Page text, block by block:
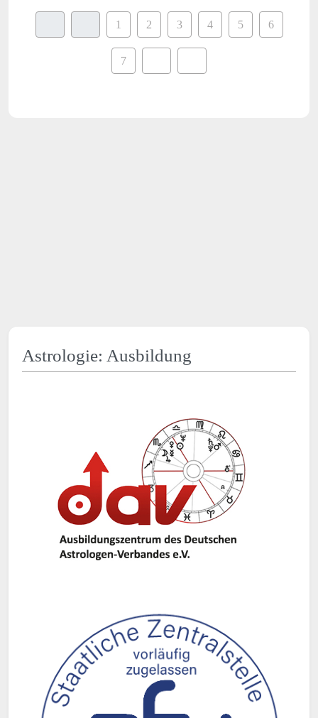
1 2 3 4 5 6
7
Astrologie: Ausbildung